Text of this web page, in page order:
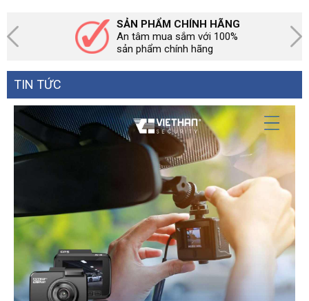
SẢN PHẨM CHÍNH HÃNG
An tâm mua sắm với 100%
sản phẩm chính hãng
TIN TỨC